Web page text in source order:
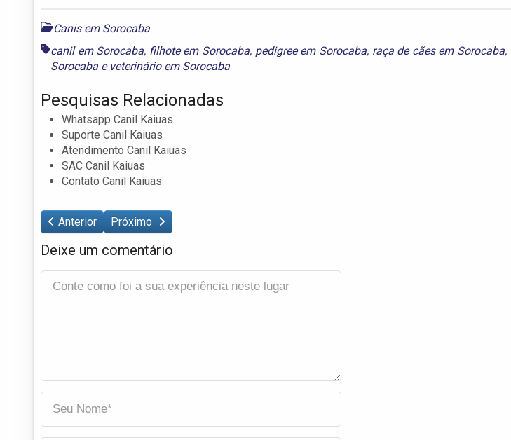
Canis em Sorocaba
canil em Sorocaba, filhote em Sorocaba, pedigree em Sorocaba, raça de cães em Sorocaba,
Sorocaba e veterinário em Sorocaba
Pesquisas Relacionadas
Whatsapp Canil Kaiuas
Suporte Canil Kaiuas
Atendimento Canil Kaiuas
SAC Canil Kaiuas
Contato Canil Kaiuas
Anterior Próximo
Deixe um comentário